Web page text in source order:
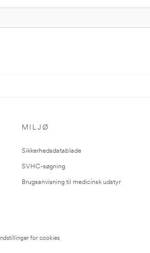
MILJØ
Sikkerhedsdatablade
SVHC-søgning
Brugsanvisning til medicinsk udstyr
Indstillinger for cookies